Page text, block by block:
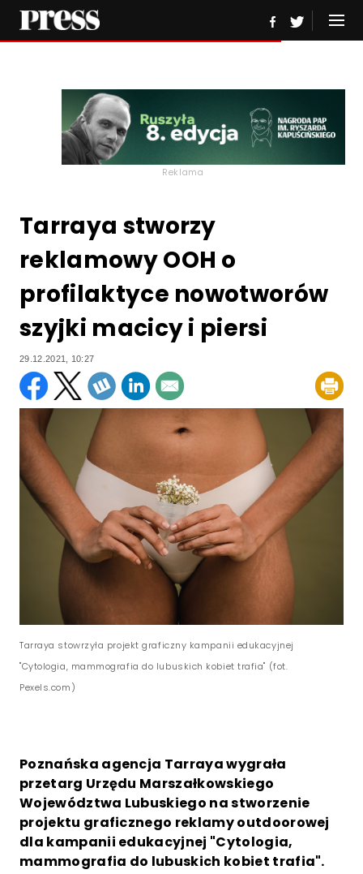
Reklama
Tarraya stworzy
reklamowy OOH o
profilaktyce nowotworów
szyjki macicy i piersi
29.12.2021, 10:27
Tarraya stowrzyła projekt graficzny kampanii edukacyjnej
"Cytologia, mammografia do lubuskich kobiet trafia" (fot.
Pexels.com)
Poznańska agencja Tarraya wygrała
przetarg Urzędu Marszałkowskiego
Województwa Lubuskiego na stworzenie
projektu graficznego reklamy outdoorowej
dla kampanii edukacyjnej "Cytologia,
mammografia do lubuskich kobiet trafia".